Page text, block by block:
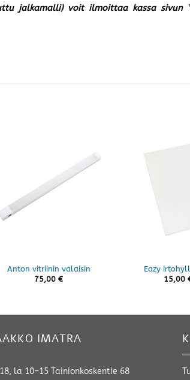
jalkamalli) voit ilmoittaa kassa sivun
Anton vitriinin valaisin
75,00 €
Eazy
15,00
IMATRA
la 10–15 Tainionkoskentie 68